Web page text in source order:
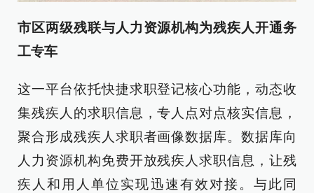
市区两级残联与人力资源机构为残疾人开通务
工专车
这一平台依托快捷求职登记核心功能，动态收
集残疾人的求职信息，专人点对点核实信息，
聚合形成残疾人求职者画像数据库。数据库向
人力资源机构免费开放残疾人求职信息，让残
疾人和用人单位实现迅速有效对接。与此同